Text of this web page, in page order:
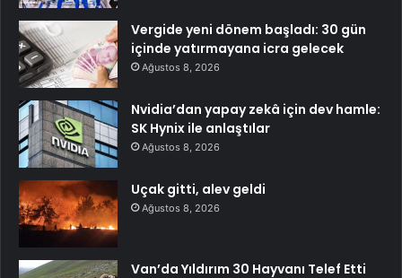
Vergide yeni dönem başladı: 30 gün
içinde yatırmayana icra gelecek
Ağustos 8, 2026
Nvidia’dan yapay zekâ için dev hamle:
SK Hynix ile anlaştılar
Ağustos 8, 2026
Uçak gitti, alev geldi
Ağustos 8, 2026
Van’da Yıldırım 30 Hayvanı Telef Etti